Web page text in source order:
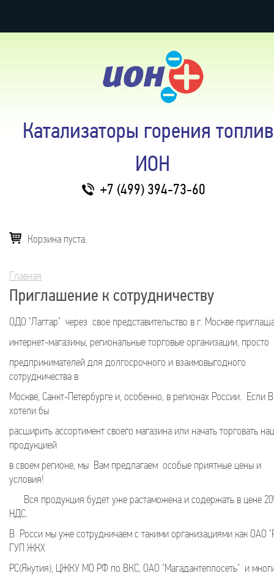
Катализаторы горения
ИОН
+7 (499) 394-73-60
Корзина пуста.
Вы здесь
Главная
Приглашение к сотрудничеству
ОДО "Лаггар" через свое представительство в г. Москве
интернет-магазины, региональные торговые организации, просто
предпринимателей для долгосрочного и взаимовыгодного
сотрудничества в
Москве, Санкт-Петербурге и, особенно, в регионах России. Если
хотели бы
расширить ассортимент своего магазина или начать торговать
продукцией
в своем регионе, мы Вам предлагаем особые приятные цены и
условия!
Вся продукция будет уже растаможена и содержать в цене
НДС.
В Росси мы уже сотрудничаем с такими организациями как ОАО
ГУП ЖКХ
РС(Якутия), ЦЖКУ МО РФ по ВКС, ОАО "Магадантеплосеть" и